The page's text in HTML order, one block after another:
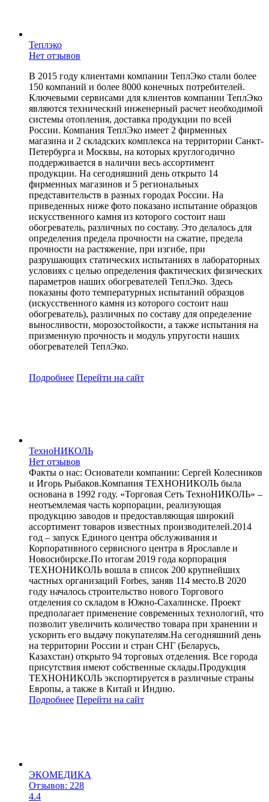
Теплэко
Нет отзывов
В 2015 году клиентами компании ТеплЭко стали более
150 компаний и более 8000 конечных потребителей.
Ключевыми сервисами для клиентов компании ТеплЭко
являются технический инженерный расчет необходимой
системы отопления, доставка продукции по всей
России. Компания ТеплЭко имеет 2 фирменных
магазина и 2 складских комплекса на территории Санкт-
Петербурга и Москвы, на которых круглогодично
поддерживается в наличии весь ассортимент
продукции. На сегодняшний день открыто 14
фирменных магазинов и 5 региональных
представительств в разных городах России. На
приведенных ниже фото показано испытание образцов
искусственного камня из которого состоит наш
обогреватель, различных по составу. Это делалось для
определения предела прочности на сжатие, предела
прочности на растяжение, при изгибе, при
разрушающих статических испытаниях в лабораторных
условиях с целью определения фактических физических
параметров наших обогревателей ТеплЭко. Здесь
показаны фото температурных испытаний образцов
(искусственного камня из которого состоит наш
обогреватель), различных по составу для определение
выносливости, морозостойкости, а также испытания на
призменную прочность и модуль упругости наших
обогревателей ТеплЭко.
Подробнее Перейти на сайт
ТехноНИКОЛЬ
Нет отзывов
Факты о нас: Основатели компании: Сергей Колесников
и Игорь Рыбаков.Компания ТЕХНОНИКОЛЬ была
основана в 1992 году. «Торговая Сеть ТехноНИКОЛЬ» –
неотъемлемая часть корпорации, реализующая
продукцию заводов и предоставляющая широкий
ассортимент товаров известных производителей.2014
год – запуск Единого центра обслуживания и
Корпоративного сервисного центра в Ярославле и
Новосибирске.По итогам 2019 года корпорация
ТЕХНОНИКОЛЬ вошла в список 200 крупнейших
частных организаций Forbes, заняв 114 место.В 2020
году началось строительство нового Торгового
отделения со складом в Южно-Сахалинске. Проект
предполагает применение современных технологий, что
позволит увеличить количество товара при хранении и
ускорить его выдачу покупателям.На сегодняшний день
на территории России и стран СНГ (Беларусь,
Казахстан) открыто 94 торговых отделения. Все города
присутствия имеют собственные склады.Продукция
ТЕХНОНИКОЛЬ экспортируется в различные страны
Европы, а также в Китай и Индию.
Подробнее Перейти на сайт
ЭКОМЕДИКА
Отзывов: 228
4.4